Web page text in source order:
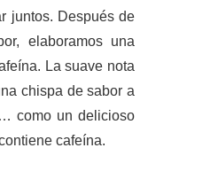
juntos. Después de
elaboramos una
La suave nota
chispa de sabor a
como un delicioso
cafeína.